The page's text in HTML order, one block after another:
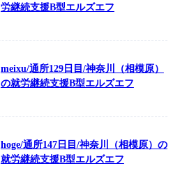
労継続支援B型エルズエフ
meixu/通所129日目/神奈川（相模原）
の就労継続支援B型エルズエフ
hoge/通所147日目/神奈川（相模原）の
就労継続支援B型エルズエフ